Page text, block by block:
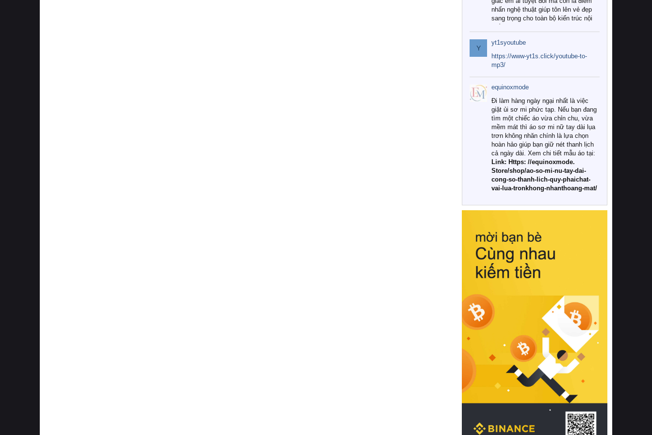
nhấn nghệ thuật giúp tôn lên vẻ đẹp
sang trọng cho toàn bộ kiến trúc nội
Tuy nhiên, giữa thị trường đa dạng
với vô vàn thương hiệu và mẫu mã
như hiện nay, làm thế nào để chọn
được những bộ chăn ga gối đệm cao
cấp thực sự chất lượng, phù hợp với
khí hậu và nhu cầu sử dụng của gia
đình? Hãy cùng chúng tôi đi tìm lời
giải đáp chi tiết qua bài viết dưới đây.
1. Tại sao các gia đình hiện đại lại ưa
chuộng chăn ga gối đệm cao cấp?
Khác với các dòng sản phẩm thông
thường, những bộ chăn ga gối đệm
cao cấp trải qua quy trình sản xuất
nghiêm ngặt từ khâu chọn lọc nguyên
liệu tự nhiên đến công nghệ dệt
nhuộm hiện đại không chứa hóa chất
này, bạn sẽ cảm nhận rõ rệt sự khác
hồi chuẩn xác của phần đệm nâng đỡ
cột sống.
Bên cạnh đó, việc lựa chọn các dòng
sản phẩm đạt chuẩn chất lượng quốc
tế còn giúp ngăn ngừa tình trạng kích
khuẩn và nấm mốc trong điều kiện
thời tiết nóng ẩm. Bạn có thể tìm hiểu
thêm các nghiên cứu khoa học về tác
động của giấc ngủ và môi trường
phòng ngủ đối với sức khỏe con
người tại Sleep Foundation (External
Link) để có cái nhìn toàn diện hơn.
2. Các tiêu chí vàng khi lựa chọn
chăn ga gối đệm cao cấp cho phòng
ngủ
Để sở hữu một bộ chăn ga gối đệm
cao cấp hoàn hảo cả về thẩm mỹ lẫn
công năng, người tiêu dùng cần cân
nhắc kỹ lưỡng các tiêu chí quan trọng
Y
yt1syoutube
https://www-yt1s.click/youtube-to-
mp3/
equinoxmode
Đi làm hàng ngày ngại nhất là việc
giặt ủi sơ mi phức tạp. Nếu bạn đang
tìm một chiếc áo vừa chỉn chu, vừa
mềm mát thì áo sơ mi nữ tay dài lụa
trơn không nhăn chính là lựa chọn
hoàn hảo giúp bạn giữ nét thanh lịch
cả ngày dài. Xem chi tiết mẫu áo tại:
Link: Https: //equinoxmode.
Store/shop/ao-so-mi-nu-tay-dai-
cong-so-thanh-lich-quy-phaichat-
vai-lua-tronkhong-nhanthoang-mat/